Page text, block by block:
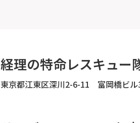
経理の特命レスキュー
東京都江東区深川2-6-11 富岡橋ビル